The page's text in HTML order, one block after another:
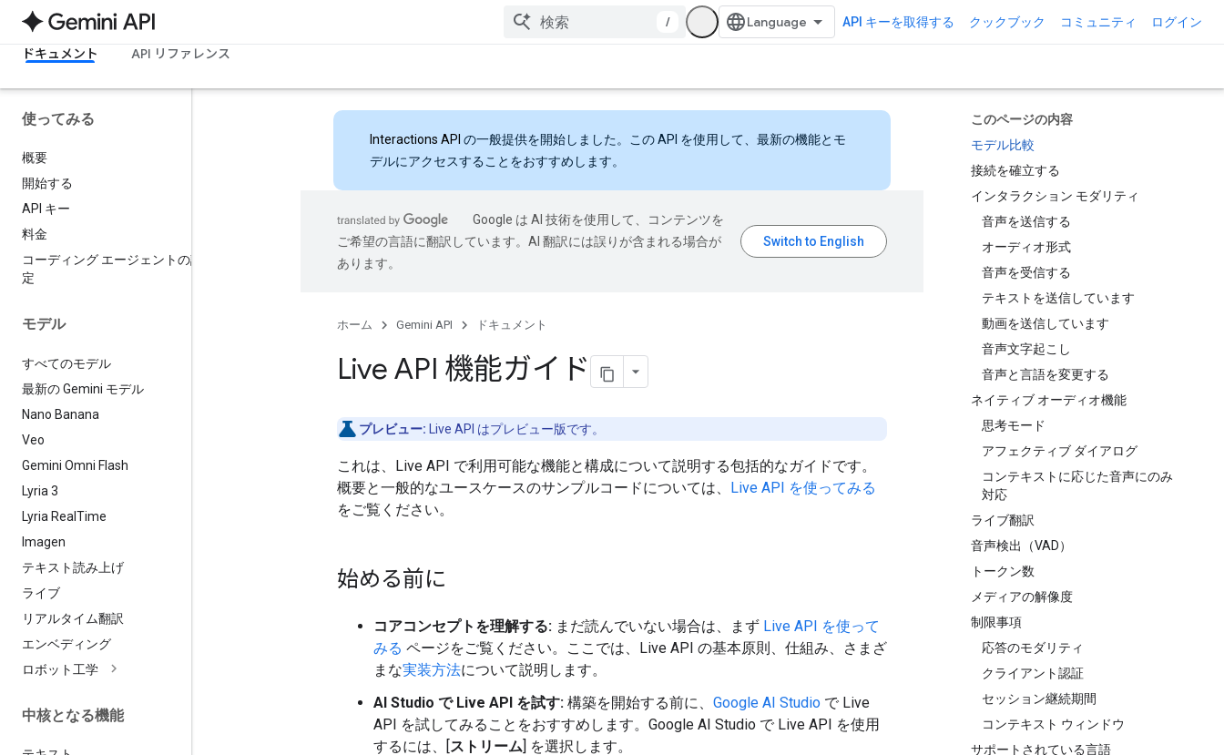
/ API キーを取得する クックブック コミュニティ ログイン
ドキュメント API リファレンス
使ってみる
概要
開始する
API キー
料金
コーディング エージェントの設
定
モデル
すべてのモデル
最新の Gemini モデル
Nano Banana
Veo
Gemini Omni Flash
Lyria 3
Lyria Real Time
Imagen
テキスト読み上げ
ライブ
リアルタイム翻訳
エンベディング
ロボット工学
中核となる機能
このページの内容
モデル比較
接続を確立する
インタラクション モダリティ
音声を送信する
オーディオ形式
音声を受信する
テキストを送信しています
動画を送信しています
音声文字起こし
音声と言語を変更する
ネイティブ オーディオ機能
思考モード
アフェクティブ ダイアログ
コンテキストに応じた音声にのみ
対応
ライブ翻訳
音声検出（VAD）
トークン数
メディアの解像度
制限事項
応答のモダリティ
クライアント認証
セッション継続期間
コンテキスト ウィンドウ
サポートされている言語
Interactions API の一般提供を開始しました。この API を使用して、最新の機能とモ
デルにアクセスすることをおすすめします。
Google は AI 技術を使用して、コンテンツを
ご希望の言語に翻訳しています。AI 翻訳には誤りが含まれる場合が
あります。
ホーム Gemini API ドキュメント
Live API 機能ガイド
プレビュー: Live API はプレビュー版です。
これは、Live API で利用可能な機能と構成について説明する包括的なガイドです。
概要と一般的なユースケースのサンプルコードについては、 Live API を使ってみる
をご覧ください。
始める前に
コアコンセプトを理解する: まだ読んでいない場合は、まず Live API を使って
みる ページをご覧ください。ここでは、Live API の基本原則、仕組み、さまざ
まな実装方法について説明します。
AI Studio で Live API を試す: 構築を開始する前に、 Google AI Studio で Live
API を試してみることをおすすめします。Google AI Studio で Live API を使用
するには、[ストリーム] を選択します。